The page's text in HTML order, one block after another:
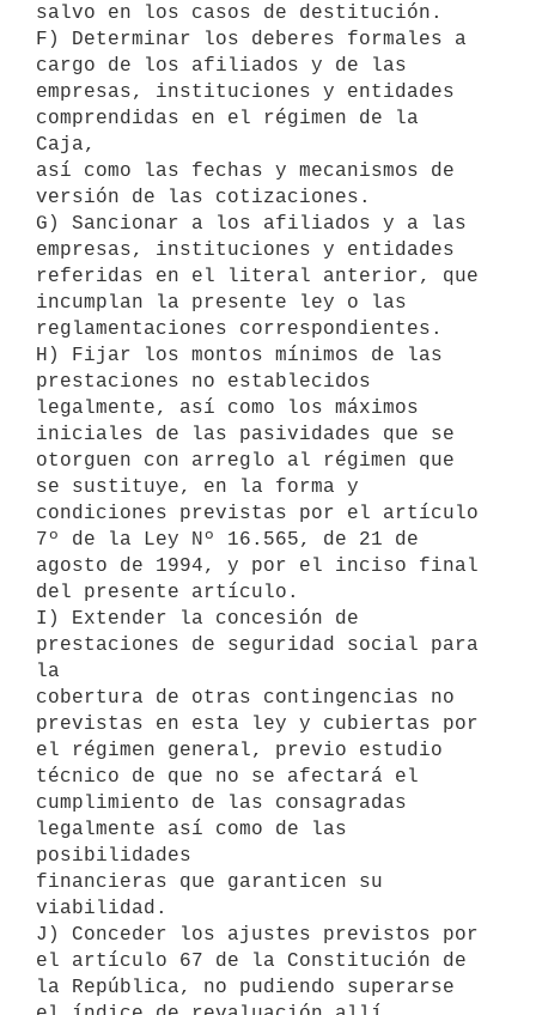
salvo en los casos de destitución.
F) Determinar los deberes formales a
cargo de los afiliados y de las
empresas, instituciones y entidades
comprendidas en el régimen de la
Caja,
así como las fechas y mecanismos de
versión de las cotizaciones.
G) Sancionar a los afiliados y a las
empresas, instituciones y entidades
referidas en el literal anterior, que
incumplan la presente ley o las
reglamentaciones correspondientes.
H) Fijar los montos mínimos de las
prestaciones no establecidos
legalmente, así como los máximos
iniciales de las pasividades que se
otorguen con arreglo al régimen que
se sustituye, en la forma y
condiciones previstas por el artículo
7º de la Ley Nº 16.565, de 21 de
agosto de 1994, y por el inciso final
del presente artículo.
I) Extender la concesión de
prestaciones de seguridad social para
la
cobertura de otras contingencias no
previstas en esta ley y cubiertas por
el régimen general, previo estudio
técnico de que no se afectará el
cumplimiento de las consagradas
legalmente así como de las
posibilidades
financieras que garanticen su
viabilidad.
J) Conceder los ajustes previstos por
el artículo 67 de la Constitución de
la República, no pudiendo superarse